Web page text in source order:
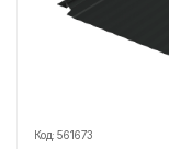
Код: 561673